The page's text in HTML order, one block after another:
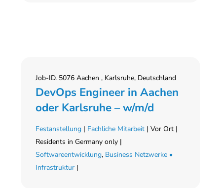
Job-ID. 5076 Aachen , Karlsruhe, Deutschland
DevOps Engineer in Aachen
oder Karlsruhe – w/m/d
Festanstellung | Fachliche Mitarbeit | Vor Ort |
Residents in Germany only |
Softwareentwicklung, Business Netzwerke •
Infrastruktur |